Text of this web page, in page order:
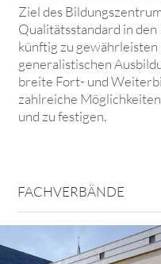
Ziel des
Qualitätsstandard in
künftig zu gewährleisten
generalistischen
breite Fort- und
zahlreiche
und zu festigen.
FACHVERBÄNDE